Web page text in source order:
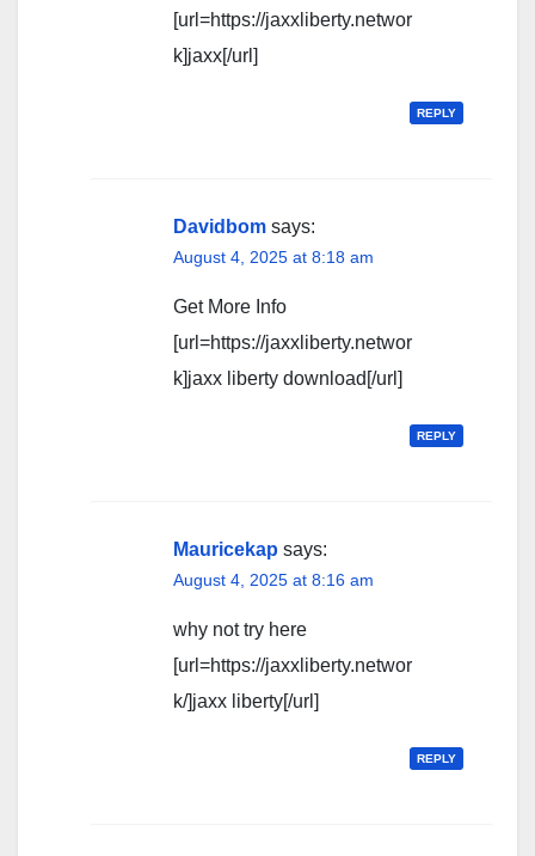
[url=https://jaxxliberty.networ
k]jaxx[/url]
REPLY
Davidbom says:
August 4, 2025 at 8:18 am
Get More Info
[url=https://jaxxliberty.networ
k]jaxx liberty download[/url]
REPLY
Mauricekap says:
August 4, 2025 at 8:16 am
why not try here
[url=https://jaxxliberty.networ
k/]jaxx liberty[/url]
REPLY